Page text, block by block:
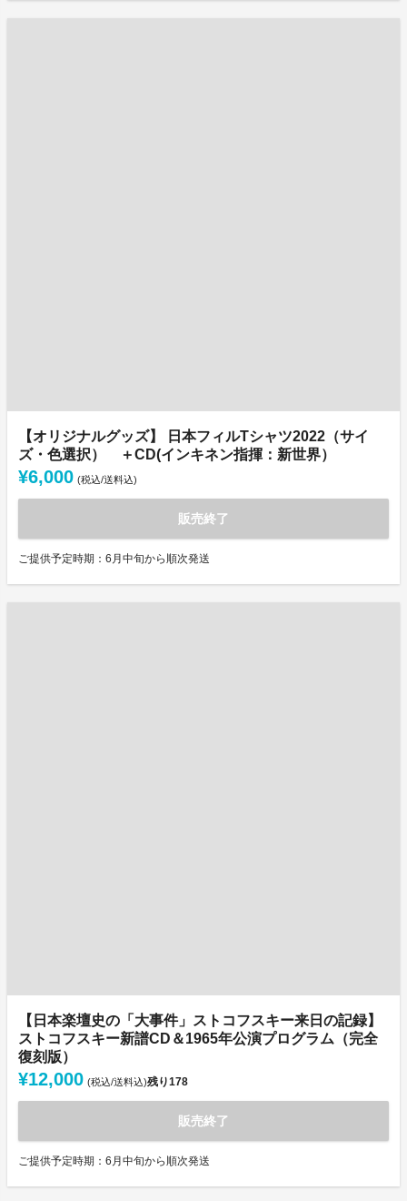
【オリジナルグッズ】 日本フィルTシャツ2022（サイ
ズ・色選択） ＋CD(インキネン指揮：新世界）
¥6,000 (税込/送料込)
販売終了
ご提供予定時期：6月中旬から順次発送
【日本楽壇史の「大事件」ストコフスキー来日の記録】
ストコフスキー新譜CD＆1965年公演プログラム（完全
復刻版）
¥12,000 (税込/送料込)残り178
販売終了
ご提供予定時期：6月中旬から順次発送